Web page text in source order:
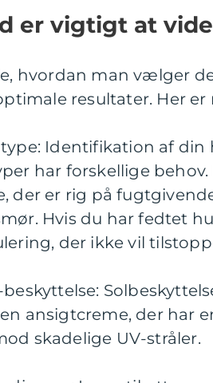
er vigtigt at
hvordan man vælger
resultater. Her
Identifikation af
har forskellige
der er rig på
Hvis du har fedtet
der ikke vil
beskyttelse:
ansigtcreme, der har
skadelige UV-stråler.